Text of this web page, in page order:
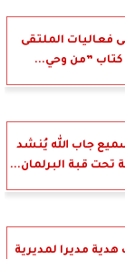
فعاليات الملتقى
كتاب ”من وحي...
جاب الله يُنشد
قبة البرلمان...
مديرا لمديرية